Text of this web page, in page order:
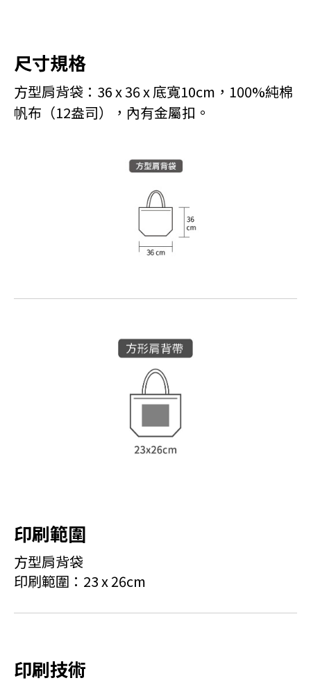
尺寸規格
方型肩背袋：36 x 36 x 底寬10cm， 100%純棉
帆布（12盎司）， 內有金屬扣。
印刷範圍
方型肩背袋
印刷範圍：23 x 26cm
印刷技術